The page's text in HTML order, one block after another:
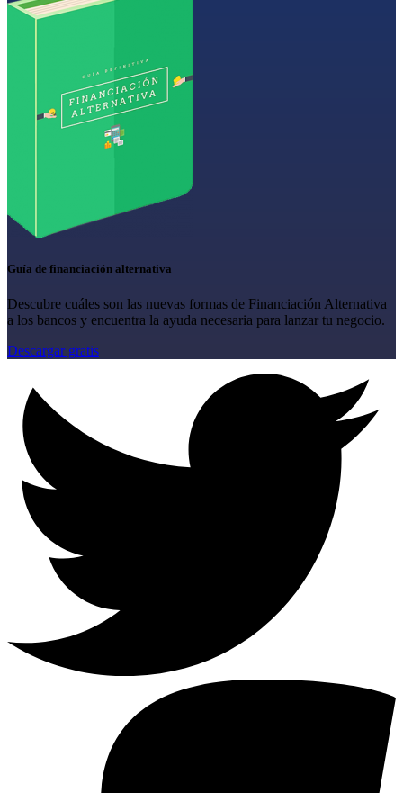
Guía de financiación alternativa
Descubre cuáles son las nuevas formas de Financiación Alternativa
a los bancos y encuentra la ayuda necesaria para lanzar tu negocio.
Descargar gratis